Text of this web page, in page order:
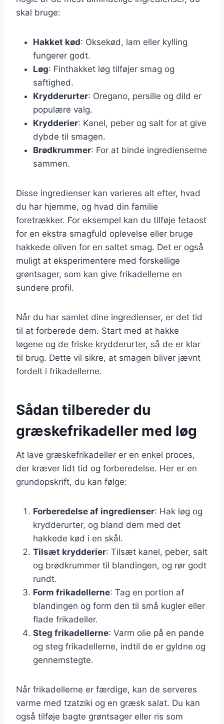
skal bruge:
Hakket kød: Oksekød, lam eller kylling
fungerer godt.
Løg: Finthakket løg tilføjer smag og
saftighed.
Krydderurter: Oregano, persille og dild er
populære valg.
Krydderier: Kanel, peber og salt for at give
dybde til smagen.
Brødkrummer: For at binde ingredienserne
sammen.
Disse ingredienser kan varieres alt efter, hvad
du har hjemme, og hvad din familie
foretrækker. For eksempel kan du tilføje fetaost
for en ekstra smagfuld oplevelse eller bruge
hakkede oliven for en saltet smag. Det er også
muligt at eksperimentere med forskellige
grøntsager, som kan give frikadellerne en
sundere profil.
Når du har samlet dine ingredienser, er det tid
til at forberede dem. Start med at hakke
løgene og de friske krydderurter, så de er klar
til brug. Dette vil sikre, at smagen bliver jævnt
fordelt i frikadellerne.
Sådan tilbereder du
græskefrikadeller med løg
At lave græskefrikadeller er en enkel proces,
der kræver lidt tid og forberedelse. Her er en
grundopskrift, du kan følge:
Forberedelse af ingredienser: Hak løg og
krydderurter, og bland dem med det
hakkede kød i en skål.
Tilsæt krydderier: Tilsæt kanel, peber, salt
og brødkrummer til blandingen, og rør godt
rundt.
Form frikadellerne: Tag en portion af
blandingen og form den til små kugler eller
flade frikadeller.
Steg frikadellerne: Varm olie på en pande
og steg frikadellerne, indtil de er gyldne og
gennemstegte.
Når frikadellerne er færdige, kan de serveres
varme med tzatziki og en græsk salat. Du kan
også tilføje bagte grøntsager eller ris som